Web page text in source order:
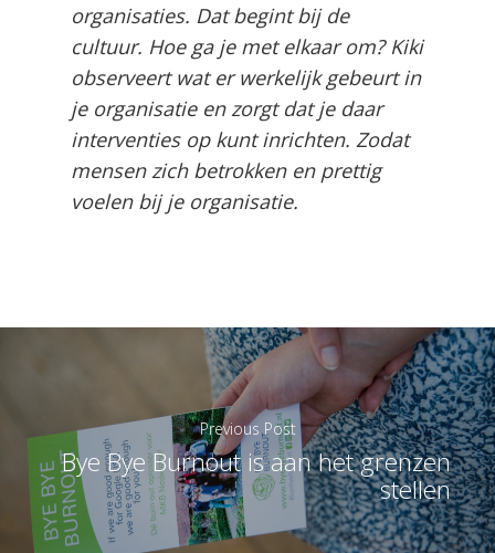
organisaties. Dat begint bij de
cultuur. Hoe ga je met elkaar om? Kiki
observeert wat er werkelijk gebeurt in
je organisatie en zorgt dat je daar
interventies op kunt inrichten. Zodat
mensen zich betrokken en prettig
voelen bij je organisatie.
Previous Post
Bye Bye Burnout is aan het grenzen
stellen